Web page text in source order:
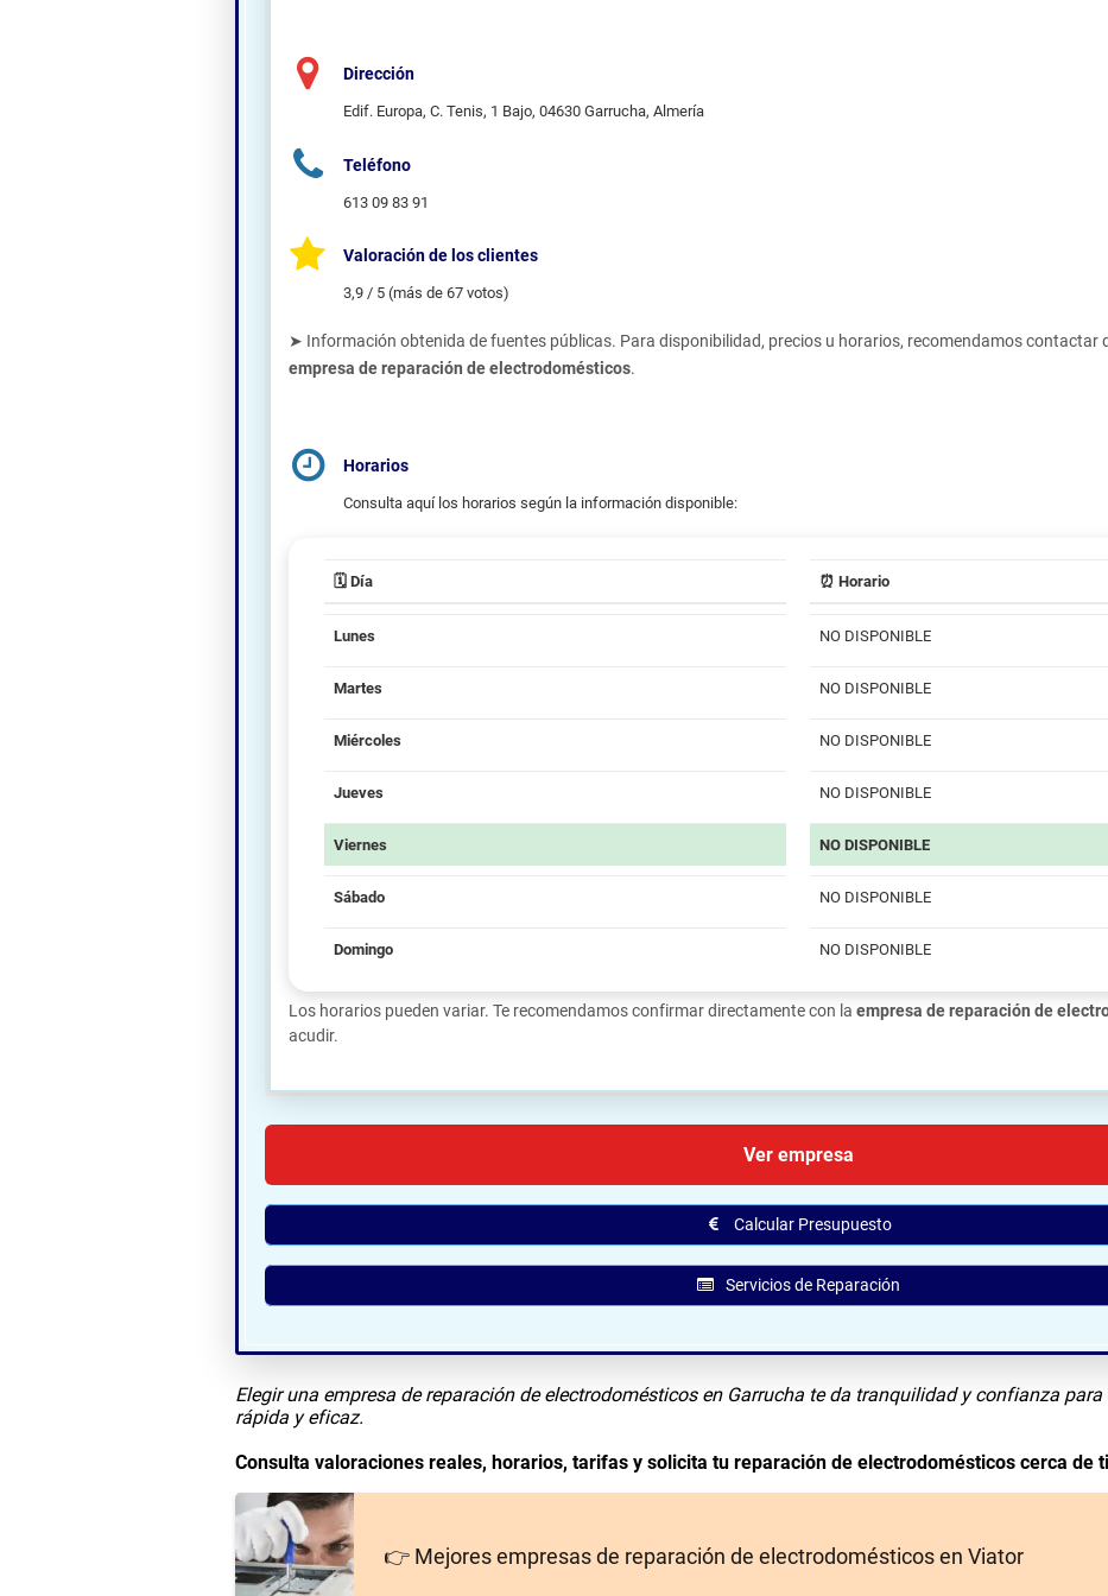
Dirección
Edif. Europa, C. Tenis, 1 Bajo, 04630 Garrucha, Almería
Teléfono
613 09 83 91
Valoración de los clientes
3,9 / 5 (más de 67 votos)
➤ Información obtenida de fuentes públicas. Para disponibilidad, precios u horarios, recomendamos contactar
empresa de reparación de electrodomésticos.
Horarios
Consulta aquí los horarios según la información disponible:
🗓️ Día ⏰ Horario
Lunes NO DISPONIBLE
Martes NO DISPONIBLE
Miércoles NO DISPONIBLE
Jueves NO DISPONIBLE
Viernes NO DISPONIBLE
Sábado NO DISPONIBLE
Domingo NO DISPONIBLE
Los horarios pueden variar. Te recomendamos confirmar directamente con la empresa de reparación de
acudir.
Ver empresa
Calcular Presupuesto
Servicios de Reparación
Elegir una empresa de reparación de electrodomésticos en Garrucha te da tranquilidad y confianza
rápida y eficaz.
Consulta valoraciones reales, horarios, tarifas y solicita tu reparación de electrodomésticos cerca de
👉 Mejores empresas de reparación de electrodomésticos en Viator